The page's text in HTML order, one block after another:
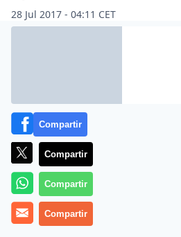
28 Jul 2017 - 04:11 CET
Compartir
Compartir
Compartir
Compartir